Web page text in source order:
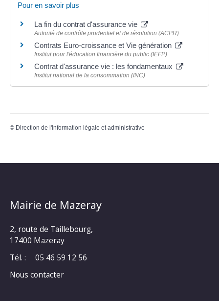
Pour en savoir plus
La fin du contrat d'assurance vie
Autorité de contrôle prudentiel et de résolution (ACPR)
Contrats Euro-croissance et Vie génération
Institut pour l'éducation financière du public (IEFP)
Contrat d'assurance vie : les fondamentaux
Institut national de la consommation (INC)
© Direction de l'information légale et administrative
Mairie de Mazeray
2, route de Taillebourg,
17400 Mazeray
Tél. :
05 46 59 12 56
Nous contacter